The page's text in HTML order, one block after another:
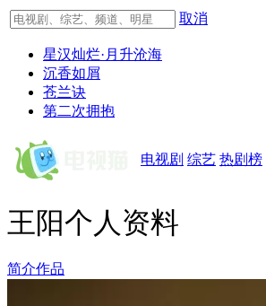
取消
星汉灿烂·月升沧海
沉香如屑
苍兰诀
第二次拥抱
电视剧 综艺 热剧榜
王阳个人资料
简介作品